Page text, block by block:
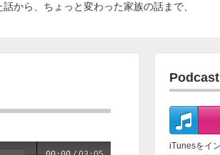
から、ちょっと変わった家族の話まで、
iTunesをイ